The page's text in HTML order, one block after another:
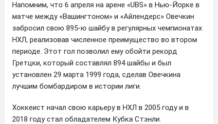
Напомним, что 6 апреля на арене «UBS» в Нью-Йорке в
матче между «Вашингтоном» и «Айлендерс» Овечкин
забросил свою 895-ю шайбу в регулярных чемпионатах
НХЛ, реализовав численное преимущество во втором
периоде. Этот гол позволил ему обойти рекорд
Гретцки, который составлял 894 шайбы и был
установлен 29 марта 1999 года, сделав Овечкина
лучшим бомбардиром в истории лиги.
Хоккеист начал свою карьеру в НХЛ в 2005 году и в
2018 году стал обладателем Кубка Стэнли.